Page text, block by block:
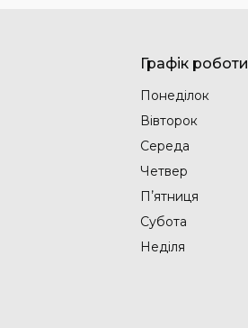
Графік роботи
Понеділок
Вівторок
Середа
Четвер
Пʼятниця
Субота
Неділя